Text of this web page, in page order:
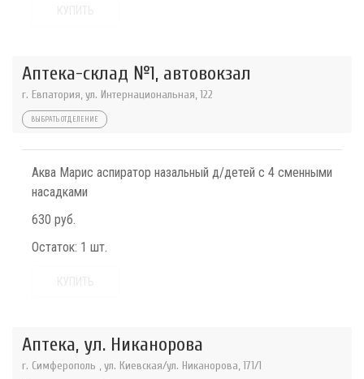
Аптека-склад №1, автовокзал
г. Евпатория, ул. Интернациональная, 122
ВЫБРАТЬ ОТДЕЛЕНИЕ
Аква Марис аспиратор назальный д/детей с 4 сменными
насадками
630 руб.
Остаток: 1 шт.
Аптека, ул. Никанорова
г. Симферополь , ул. Киевская/ул. Никанорова, 171/1